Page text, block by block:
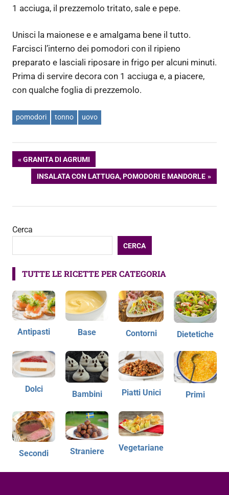
1 acciuga, il prezzemolo tritato, sale e pepe.
Unisci la maionese e e amalgama bene il tutto.
Farcisci l’interno dei pomodori con il ripieno
preparato e lasciali riposare in frigo per alcuni minuti.
Prima di servire decora con 1 acciuga e, a piacere,
con qualche foglia di prezzemolo.
pomodori tonno uovo
Navigazione
articoli
ARTICOLO
PRECEDENTE:
GRANITA DI AGRUMI
ARTICOLO
INSALATA CON LATTUGA, POMODORI E MANDORLE
Cerca
CERCA
TUTTE LE RICETTE PER CATEGORIA
Antipasti Base Contorni Dietetiche
Dolci
Bambini Piatti Unici Primi
Secondi Straniere Vegetariane